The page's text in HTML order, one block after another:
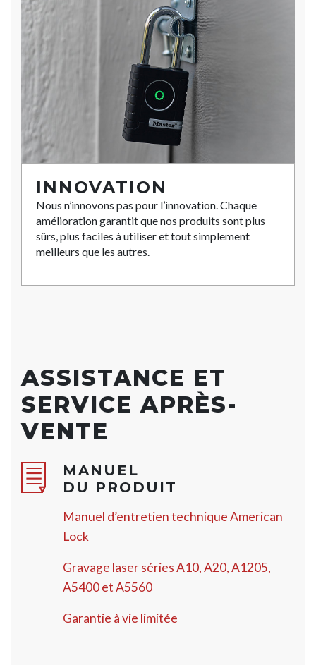
INNOVATION
Nous n’innovons pas pour l’innovation. Chaque
amélioration garantit que nos produits sont plus
sûrs, plus faciles à utiliser et tout simplement
meilleurs que les autres.
ASSISTANCE ET
SERVICE APRÈS-
VENTE
MANUEL
DU PRODUIT
Manuel d’entretien technique American
Lock
Gravage laser séries A10, A20, A1205,
A5400 et A5560
Garantie à vie limitée